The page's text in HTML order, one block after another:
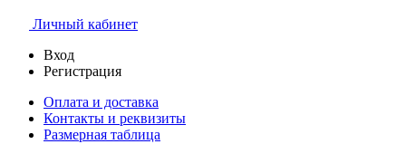
Личный кабинет
Вход
Регистрация
Оплата и доставка
Контакты и реквизиты
Размерная таблица